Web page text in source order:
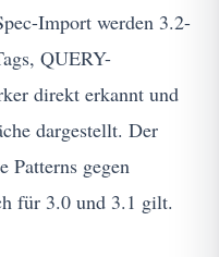
Import werden 3.2-
QUERY-
direkt erkannt und
dargestellt. Der
Patterns gegen
für 3.0 und 3.1 gilt.